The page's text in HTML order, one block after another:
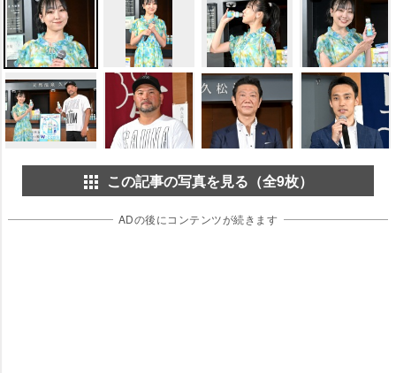
この記事の写真を見る（全9枚）
ADの後にコンテンツが続きます